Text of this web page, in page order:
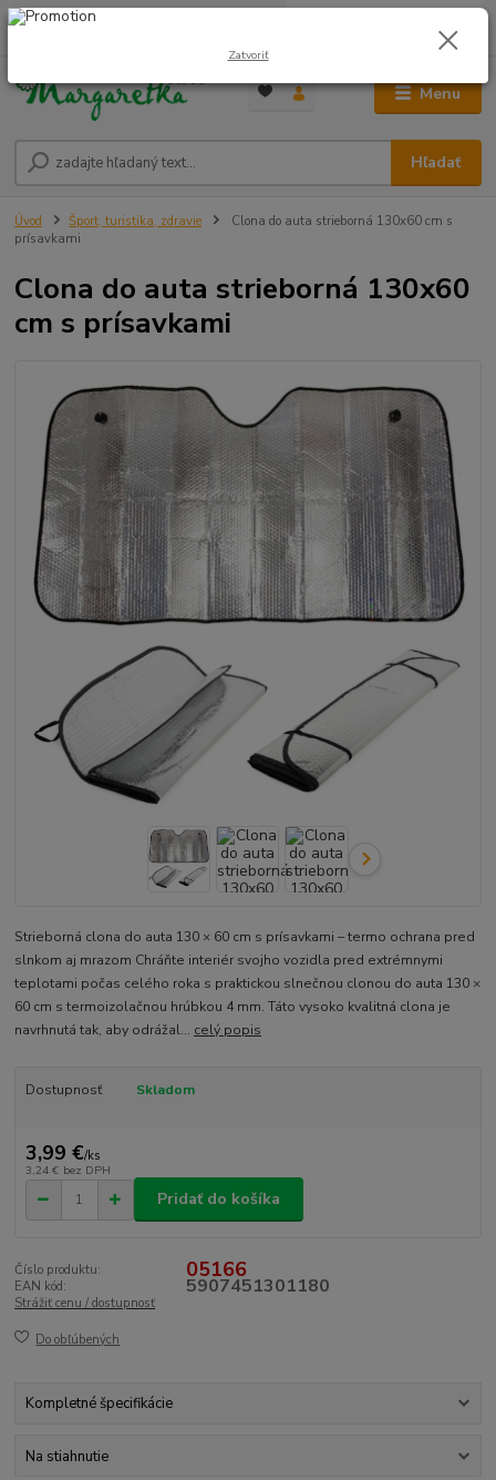
Menu
Hľadať
0948 236 042
0,00 €
Úvod Šport, turistika, zdravie
Clona do auta strieborná 130x60 cm s
prísavkami
Clona do auta strieborná 130x60
cm s prísavkami
Strieborná clona do auta 130 × 60 cm s prísavkami – termo ochrana pred
slnkom aj mrazom Chráňte interiér svojho vozidla pred extrémnymi
teplotami počas celého roka s praktickou slnečnou clonou do auta 130 ×
60 cm s termoizolačnou hrúbkou 4 mm. Táto vysoko kvalitná clona je
navrhnutá tak, aby odrážal... celý popis
Dostupnosť Skladom
3,99 €/ks
3,24 € bez DPH
Pridať do košíka
Číslo produktu: 05166
EAN kód: 5907451301180
Strážiť cenu / dostupnosť
Do obľúbených
Kompletné špecifikácie
Na stiahnutie
Zatvoriť